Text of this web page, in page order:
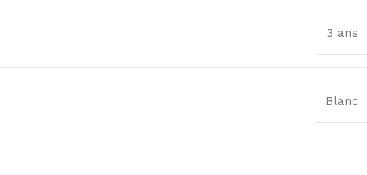
3 ans
Blanc